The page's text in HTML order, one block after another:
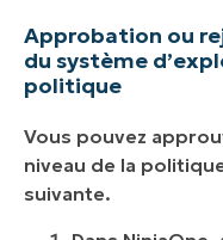
Approbation ou
du système
politique
Vous pouvez
niveau de la
suivante.